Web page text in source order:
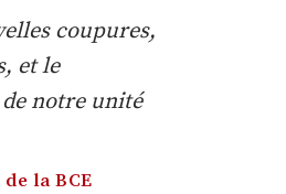
coupures,
et le
notre unité
la BCE